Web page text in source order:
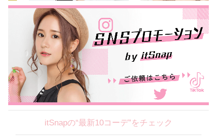
itSnapの“最新10コーデ”をチェック